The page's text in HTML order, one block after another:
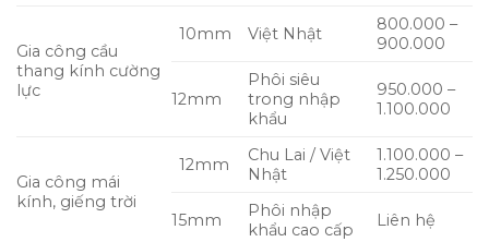
Gia công cầu
thang kính cường
lực
10mm Việt Nhật
800.000 –
900.000
12mm
Phôi siêu
trong nhập
khẩu
950.000 –
1.100.000
Gia công mái
kính, giếng trời
12mm
Chu Lai / Việt
Nhật
1.100.000 –
1.250.000
15mm
Phôi nhập
khẩu cao cấp
Liên hệ